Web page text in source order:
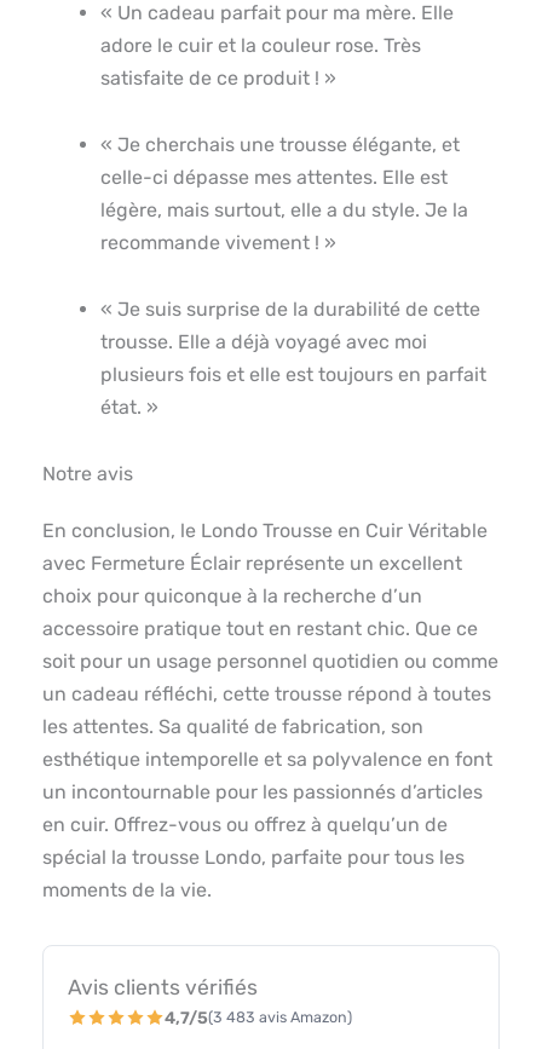
« Un cadeau parfait pour ma mère. Elle
adore le cuir et la couleur rose. Très
satisfaite de ce produit ! »
« Je cherchais une trousse élégante, et
celle-ci dépasse mes attentes. Elle est
légère, mais surtout, elle a du style. Je la
recommande vivement ! »
« Je suis surprise de la durabilité de cette
trousse. Elle a déjà voyagé avec moi
plusieurs fois et elle est toujours en parfait
état. »
Notre avis
En conclusion, le Londo Trousse en Cuir Véritable
avec Fermeture Éclair représente un excellent
choix pour quiconque à la recherche d’un
accessoire pratique tout en restant chic. Que ce
soit pour un usage personnel quotidien ou comme
un cadeau réfléchi, cette trousse répond à toutes
les attentes. Sa qualité de fabrication, son
esthétique intemporelle et sa polyvalence en font
un incontournable pour les passionnés d’articles
en cuir. Offrez-vous ou offrez à quelqu’un de
spécial la trousse Londo, parfaite pour tous les
moments de la vie.
Avis clients vérifiés
4,7/5(3 483 avis Amazon)